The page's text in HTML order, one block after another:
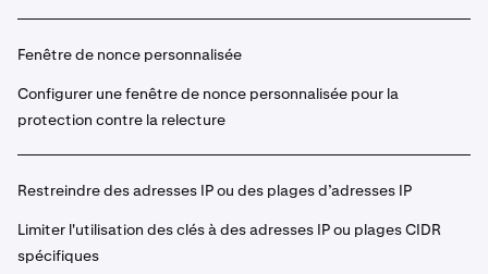
Fenêtre de nonce personnalisée
Configurer une fenêtre de nonce personnalisée pour la
protection contre la relecture
Restreindre des adresses IP ou des plages d’adresses IP
Limiter l'utilisation des clés à des adresses IP ou plages CIDR
spécifiques